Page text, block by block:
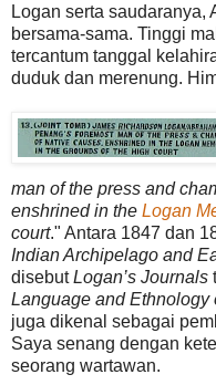
Logan serta saudaranya,
bersama-sama. Tinggi
tercantum tanggal
duduk dan merenung.
man of the press and
enshrined in the Logan
court." Antara 1847 dan
Indian Archipelago and
disebutLogan’s Journals
Language and Ethnology
juga dikenal sebagai
Saya senang dengan
seorang wartawan.